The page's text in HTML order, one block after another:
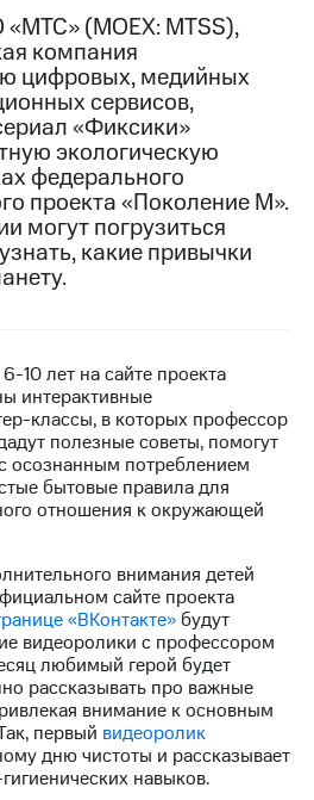
(MOEX: MTSS),
компания
цифровых, медийных
сервисов,
«Фиксики»
экологическую
федерального
проекта «Поколение М».
могут погрузиться
какие привычки
6-10лет на сайте проекта
интерактивные
классы, в которых профессор
полезные советы, помогут
осознанным потреблением
бытовые правила для
отношения к окружающей
внимания детей
сайте проекта
«ВКонтакте» будут
видеоролики с профессором
любимый герой будет
рассказывать про важные
внимание к основным
первый видеоролик
дню чистоты и рассказывает
навыков.